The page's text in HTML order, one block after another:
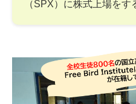
（SPX）に株式上場をす